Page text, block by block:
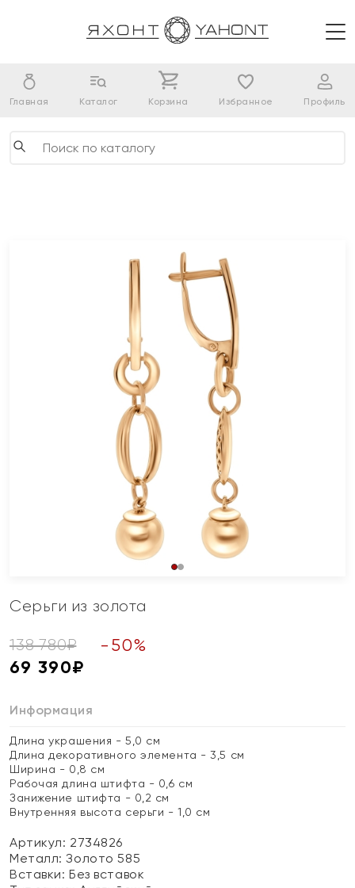
Главная Каталог Корзина Избранное Профиль
Серьги из золота
138 780₽ - 50%
69 390₽
Информация
Длина украшения - 5,0 см
Длина декоративного элемента - 3,5 см
Ширина - 0,8 см
Рабочая длина штифта - 0,6 см
Занижение штифта - 0,2 см
Внутренняя высота серьги - 1,0 см
Артикул: 2734826
Металл:Золото 585
Вставки:Без вставок